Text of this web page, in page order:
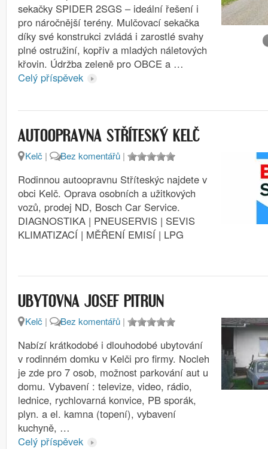
sekačky SPIDER 2SGS – ideální řešení i
pro náročnější terény. Mulčovací sekačka
díky své konstrukci zvládá i zarostlé svahy
plné ostružiní, kopřiv a mladých náletových
křovin. Údržba zeleně pro OBCE a …
Celý příspěvek
AUTOOPRAVNA STŘÍTESKÝ KELČ
Kelč | Bez komentářů |
Rodinnou autoopravnu Stříteskýc najdete v
obci Kelč. Oprava osobních a užitkových
vozů, prodej ND, Bosch Car Service.
DIAGNOSTIKA | PNEUSERVIS | SEVIS
KLIMATIZACÍ | MĚŘENÍ EMISÍ | LPG
UBYTOVNA JOSEF PITRUN
Kelč | Bez komentářů |
Nabízí krátkodobé i dlouhodobé ubytování
v rodinném domku v Kelči pro firmy. Nocleh
je zde pro 7 osob, možnost parkování aut u
domu. Vybavení : televize, video, rádio,
lednice, rychlovarná konvice, PB sporák,
plyn. a el. kamna (topení), vybavení
kuchyně, …
Celý příspěvek